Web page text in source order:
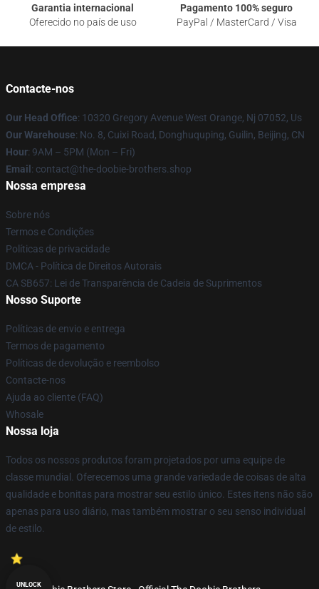
Garantia internacional
Oferecido no país de uso
Pagamento 100% seguro
PayPal / MasterCard / Visa
Contacte-nos
Our Head Office: 10320 Gregory Avenue West Orange, Nj 07052, Us
Our Warehouse: No. 8, Cuixi Road, Donghuquping, Guilin, Beijing, CN
Hour: 9AM – 5PM (Mon – Fri)
Email : contact@the-doobie-brothers.shop
Nossa empresa
Sobre nós
Termos e Condições
Políticas de privacidade
DMCA - Política de Direitos Autorais
CA SB657: Lei de Transparência de Cadeia de Suprimentos
Nosso Suporte
Políticas de envio e entrega
Termos de pagamento
Políticas de devolução e reembolso
Contacte-nos
Ajuda ao cliente (FAQ)
Whosale
Nossa loja
Todos os nossos produtos foram projetados por uma equipe de
classe mundial. Oferecemos uma grande variedade de coisas de alta
qualidade e bonitas para mostrar seu estilo único. Estes itens não são
apenas para uso diário, mas também mostrar o seu senso individual
de estilo.
UNLOCK